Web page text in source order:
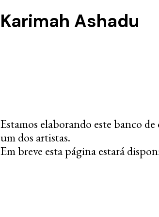
Karimah Ashadu
Estamos elaborando este banco
um dos artistas.
Em breve esta página estará